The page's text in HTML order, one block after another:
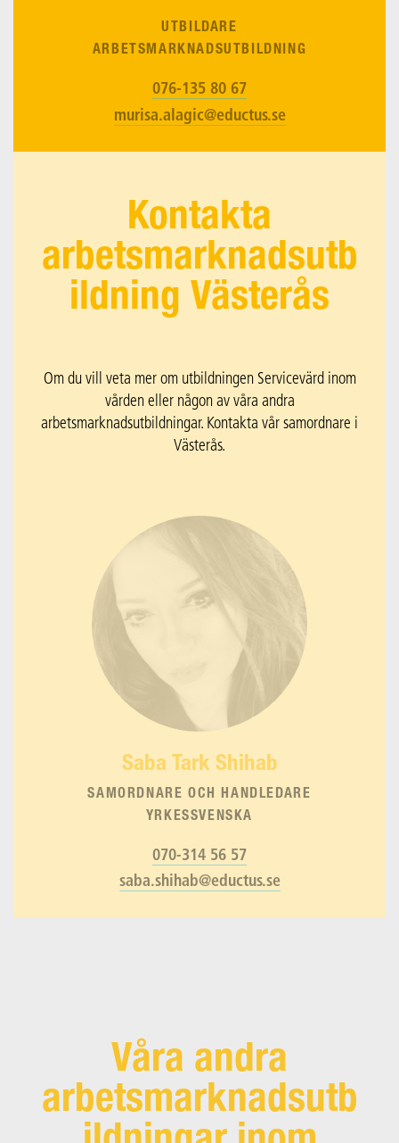
UTBILDARE
ARBETSMARKNADSUTBILDNING
076-135 80 67
murisa.alagic@eductus.se
Kontakta
arbetsmarknadsutb
ildning Västerås
Om du vill veta mer om utbildningen Servicevärd inom
vården eller någon av våra andra
arbetsmarknadsutbildningar. Kontakta vår samordnare i
Västerås.
Saba Tark Shihab
SAMORDNARE OCH HANDLEDARE
YRKESSVENSKA
070-314 56 57
saba.shihab@eductus.se
Våra andra
arbetsmarknadsutb